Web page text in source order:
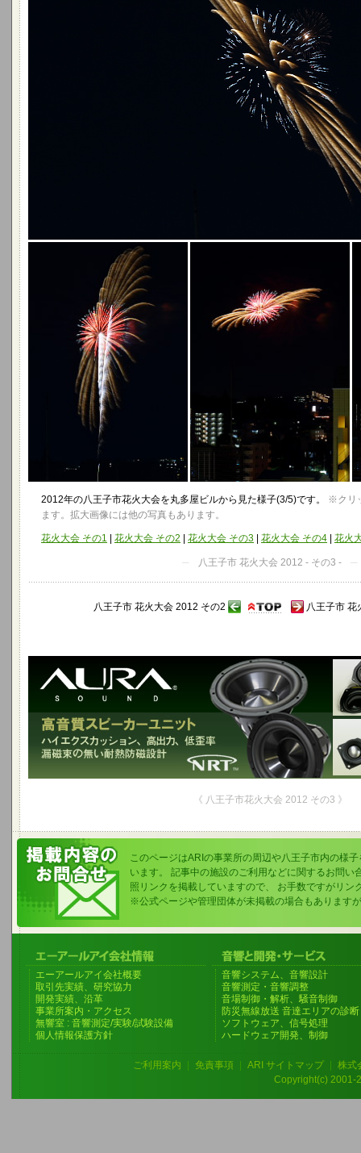
─ 八王子市 花火大会 2012 - その3 - ─
2012年の八王子市花火大会を丸多屋ビルから見た様子(3/5)です。 ※クリ
ます。拡大画像には他の写真もあります。
花火大会 その1 花火大会 その2 花火大会 その3 花火大会 その4 花火
八王子市 花火大会 2012 その2 八王子市 花
《 八王子市花火大会 2012 その3 》
このページはARIの事業所の周辺や八王子市内の様
います。 記事中の施設のご利用などに関するお問い
照リンクを掲載していますので、 お手数ですがリン
※公式ページや管理団体が未掲載の場合もあります
エーアールアイ会社概要
取引先実績、研究協力
開発実績、沿革
事業所案内・アクセス
無響室 : 音響測定/実験/試験設備
個人情報保護方針
音響システム、音響設計
音響測定・音響調整
音場制御・解析、騒音制御
防災無線放送 音達エリアの診断
ソフトウェア、信号処理
ハードウェア開発、制御
ご利用案内 免責事項 ARI サイトマップ
株式
Copyright(c) 2001-